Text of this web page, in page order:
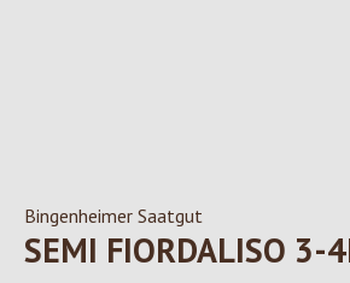
Bingenheimer Saatgut
SEMI FIORDALISO 3-